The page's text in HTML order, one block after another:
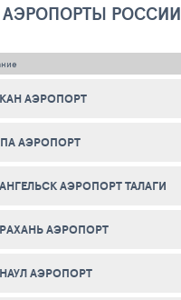
АЭРОПОРТЫ РОССИИ
АЭРОПОРТ
АЭРОПОРТ
АЭРОПОРТ ТАЛАГИ
АЭРОПОРТ
АЭРОПОРТ